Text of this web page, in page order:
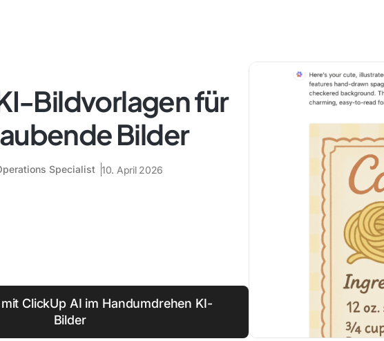
Bildvorlagen für
Bilder
Specialist 10. April 2026
ClickUp AI im Handumdrehen KI-
Bilder